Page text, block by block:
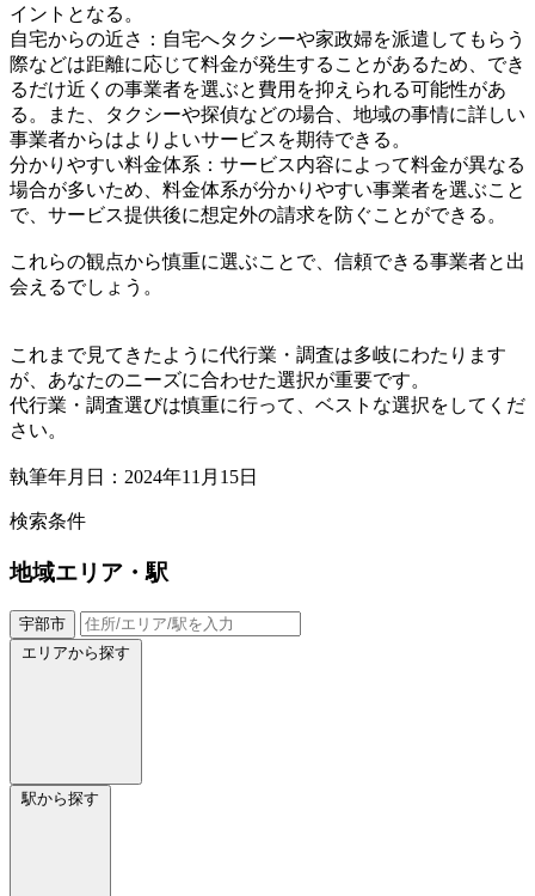
イントとなる。
自宅からの近さ：自宅へタクシーや家政婦を派遣してもらう
際などは距離に応じて料金が発生することがあるため、でき
るだけ近くの事業者を選ぶと費用を抑えられる可能性があ
る。また、タクシーや探偵などの場合、地域の事情に詳しい
事業者からはよりよいサービスを期待できる。
分かりやすい料金体系：サービス内容によって料金が異なる
場合が多いため、料金体系が分かりやすい事業者を選ぶこと
で、サービス提供後に想定外の請求を防ぐことができる。
これらの観点から慎重に選ぶことで、信頼できる事業者と出
会えるでしょう。
これまで見てきたように代行業・調査は多岐にわたります
が、あなたのニーズに合わせた選択が重要です。
代行業・調査選びは慎重に行って、ベストな選択をしてくだ
さい。
執筆年月日：2024年11月15日
検索条件
地域エリア・駅
宇部市
エリアから探す
駅から探す